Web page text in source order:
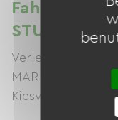
STURM
Verleih von
MARIN,
Kiesverleih